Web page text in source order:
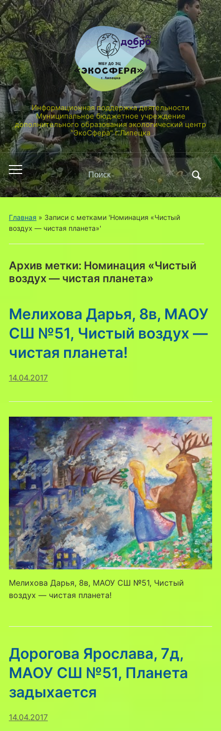
Информационная поддержка деятельности
Муниципальное бюджетное учреждение
дополнительного образования экологический центр
"ЭкоСфера" г.Липецка
Переключить
мобильное
меню
Поиск
по:
Главная » Записи с метками 'Номинация «Чистый
воздух — чистая планета»'
Архив метки: Номинация «Чистый
воздух — чистая планета»
Мелихова Дарья, 8в, МАОУ
СШ №51, Чистый воздух —
чистая планета!
14.04.2017
Мелихова Дарья, 8в, МАОУ СШ №51, Чистый
воздух — чистая планета!
Дорогова Ярослава, 7д,
МАОУ СШ №51, Планета
задыхается
14.04.2017